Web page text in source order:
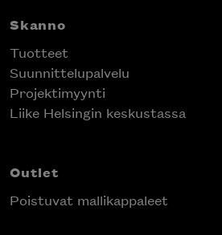
Skanno
Tuotteet
Suunnittelupalvelu
Projektimyynti
Liike Helsingin keskustassa
Outlet
Poistuvat mallikappaleet